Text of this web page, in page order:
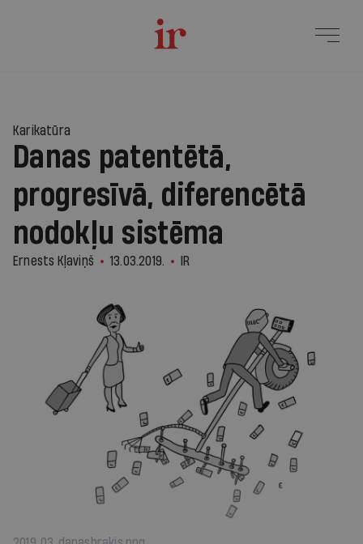
Karikatūra
Danas patentētā,
progresīvā, diferencētā
nodokļu sistēma
Ernests Kļaviņš 13.03.2019. IR